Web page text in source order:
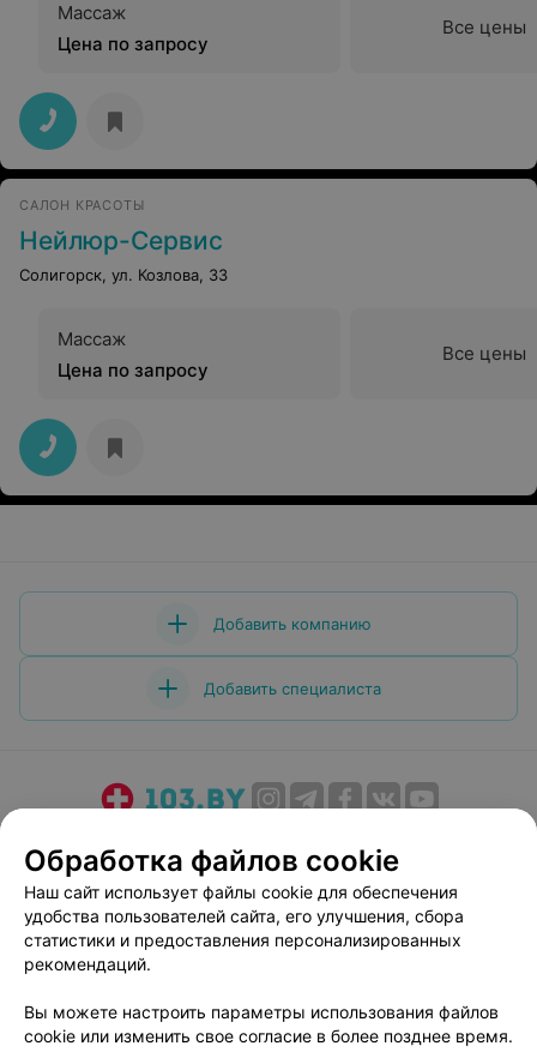
Массаж
Цена по запросу
Все цены
САЛОН КРАСОТЫ
Нейлюр-Сервис
Солигорск, ул. Козлова, 33
Массаж
Цена по запросу
Все цены
Добавить компанию
Добавить специалиста
Медицинский маркетинг
Публичный договор
Пользовательское соглашение
Способы оплаты
Вакансии
Партнеры
Написать руководителю 103.by
Персональные настройки cookie
Обработка файлов cookie
Наш сайт использует файлы cookie для обеспечения
удобства пользователей сайта, его улучшения, сбора
статистики и предоставления персонализированных
рекомендаций.
Вы можете настроить параметры использования файлов
cookie или изменить свое согласие в более позднее время.